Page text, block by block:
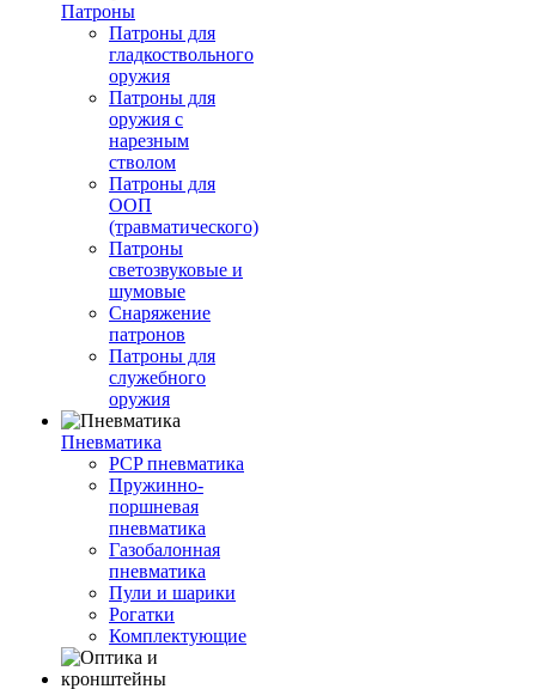
Патроны
Патроны для
гладкоствольного
оружия
Патроны для
оружия с
нарезным
стволом
Патроны для
ООП
(травматического)
Патроны
светозвуковые и
шумовые
Снаряжение
патронов
Патроны для
служебного
оружия
Пневматика
PCP пневматика
Пружинно-
поршневая
пневматика
Газобалонная
пневматика
Пули и шарики
Рогатки
Комплектующие